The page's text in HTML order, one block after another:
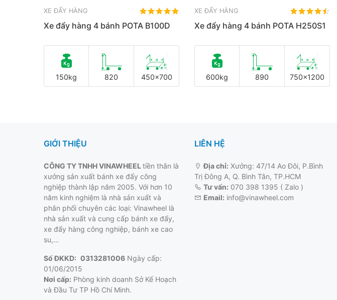
XE ĐẨY HÀNG
Xe đẩy hàng 4 bánh POTA B100D
150kg 820 450x700
XE ĐẨY HÀNG
Xe đẩy hàng 4 bánh POTA H250S1
600kg 890 750x1200
GIỚI THIỆU
CÔNG TY TNHH VINAWHEELtiền thân là
xưởng sản xuất bánh xe đẩy công
nghiệp thành lập năm 2005. Với hơn 10
năm kinh nghiệm là nhà sản xuất và
phân phối chuyên các loại: Vinawheel là
nhà sản xuất và cung cấp bánh xe đẩy,
xe đẩy hàng công nghiệp, bánh xe cao
su,…
Số ĐKKD: 0313281006 Ngày cấp:
01/06/2015
Nơi cấp: Phòng kinh doanh Sở Kế Hoạch
và Đầu Tư TP Hồ Chí Minh.
LIÊN HỆ
Địa chỉ: Xưởng: 47/14 Ao Đôi, P.Bình
Trị Đông A, Q. Bình Tân, TP.HCM
Tư vấn: 070 398 1395 ( Zalo )
Email: info@vinawheel.com